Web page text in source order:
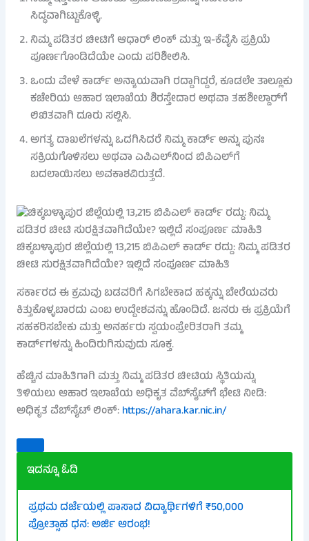
ಸಿದ್ಧವಾಗಿಟ್ಟುಕೊಳ್ಳಿ.
ನಿಮ್ಮ ಪಡಿತರ ಚೀಟಿಗೆ ಆಧಾರ್ ಲಿಂಕ್ ಮತ್ತು ಇ-ಕೆವೈಸಿ ಪ್ರಕ್ರಿಯೆ
ಪೂರ್ಣಗೊಂಡಿದೆಯೇ ಎಂದು ಪರಿಶೀಲಿಸಿ.
ಒಂದು ವೇಳೆ ಕಾರ್ಡ್ ಅನ್ಯಾಯವಾಗಿ ರದ್ದಾಗಿದ್ದರೆ, ಕೂಡಲೇ ತಾಲ್ಲೂಕು
ಕಚೇರಿಯ ಆಹಾರ ಇಲಾಖೆಯ ಶಿರಸ್ತೇದಾರ ಅಥವಾ ತಹಶೀಲ್ದಾರ್‌ಗೆ
ಲಿಖಿತವಾಗಿ ದೂರು ಸಲ್ಲಿಸಿ.
ಅಗತ್ಯ ದಾಖಲೆಗಳನ್ನು ಒದಗಿಸಿದರೆ ನಿಮ್ಮ ಕಾರ್ಡ್ ಅನ್ನು ಪುನಃ
ಸಕ್ರಿಯಗೊಳಿಸಲು ಅಥವಾ ಎಪಿಎಲ್‌ನಿಂದ ಬಿಪಿಎಲ್‌ಗೆ
ಬದಲಾಯಿಸಲು ಅವಕಾಶವಿರುತ್ತದೆ.
ಚಿಕ್ಕಬಳ್ಳಾಪುರ ಜಿಲ್ಲೆಯಲ್ಲಿ 13,215 ಬಿಪಿಎಲ್ ಕಾರ್ಡ್ ರದ್ದು: ನಿಮ್ಮ ಪಡಿತರ
ಚೀಟಿ ಸುರಕ್ಷಿತವಾಗಿದೆಯೇ? ಇಲ್ಲಿದೆ ಸಂಪೂರ್ಣ ಮಾಹಿತಿ
ಸರ್ಕಾರದ ಈ ಕ್ರಮವು ಬಡವರಿಗೆ ಸಿಗಬೇಕಾದ ಹಕ್ಕನ್ನು ಬೇರೆಯವರು
ಕಿತ್ತುಕೊಳ್ಳಬಾರದು ಎಂಬ ಉದ್ದೇಶವನ್ನು ಹೊಂದಿದೆ. ಜನರು ಈ ಪ್ರಕ್ರಿಯೆಗೆ
ಸಹಕರಿಸಬೇಕು ಮತ್ತು ಅನರ್ಹರು ಸ್ವಯಂಪ್ರೇರಿತರಾಗಿ ತಮ್ಮ
ಕಾರ್ಡ್‌ಗಳನ್ನು ಹಿಂದಿರುಗಿಸುವುದು ಸೂಕ್ತ.
ಹೆಚ್ಚಿನ ಮಾಹಿತಿಗಾಗಿ ಮತ್ತು ನಿಮ್ಮ ಪಡಿತರ ಚೀಟಿಯ ಸ್ಥಿತಿಯನ್ನು
ತಿಳಿಯಲು ಆಹಾರ ಇಲಾಖೆಯ ಅಧಿಕೃತ ವೆಬ್‌ಸೈಟ್‌ಗೆ ಭೇಟಿ ನೀಡಿ:
ಅಧಿಕೃತ ವೆಬ್‌ಸೈಟ್ ಲಿಂಕ್:https://ahara.kar.nic.in/
ಇದನ್ನೂ ಓದಿ
ಪ್ರಥಮ ದರ್ಜೆಯಲ್ಲಿ ಪಾಸಾದ ವಿದ್ಯಾರ್ಥಿಗಳಿಗೆ ₹50,000
ಪ್ರೋತ್ಸಾಹ ಧನ: ಅರ್ಜಿ ಆರಂಭ!